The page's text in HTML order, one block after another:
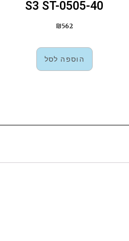
S3 ST-0505-40
₪562
הוספה לסל